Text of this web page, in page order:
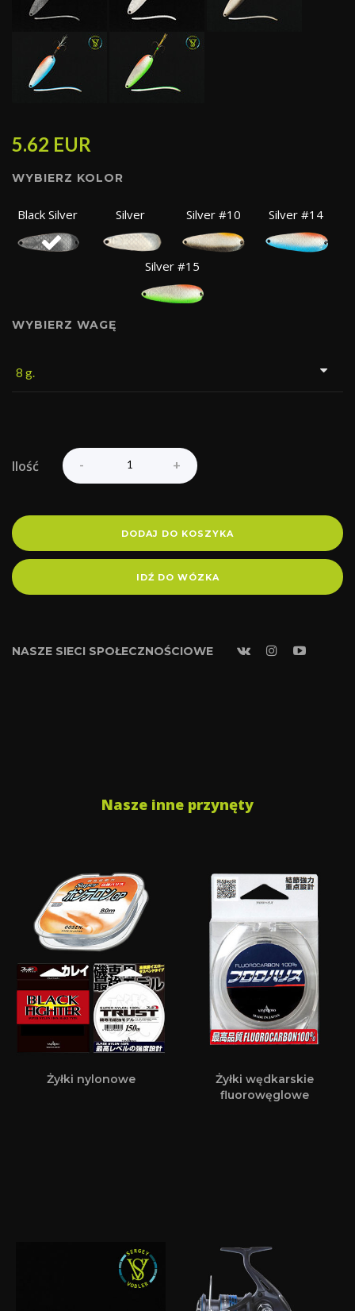
5.62 EUR
WYBIERZ KOLOR
Black Silver Silver Silver #10 Silver #14
Silver #15
WYBIERZ WAGĘ
Ilość
DODAJ DO KOSZYKA
IDŹ DO WÓZKA
NASZE SIECI SPOŁECZNOŚCIOWE
Nasze inne przynęty
Żyłki nylonowe
Żyłki wędkarskie
fluorowęglowe